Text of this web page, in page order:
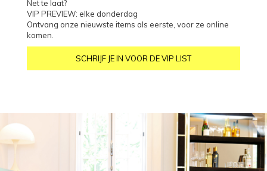
Net te laat?
VIP PREVIEW: elke donderdag
Ontvang onze nieuwste items als eerste, voor ze online
komen.
SCHRIJF JE IN VOOR DE VIP LIST